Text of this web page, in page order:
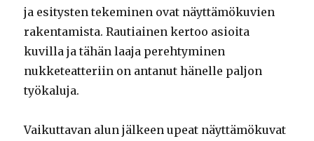
ja esitysten tekeminen ovat näyttämökuvien
rakentamista. Rautiainen kertoo asioita
kuvilla ja tähän laaja perehtyminen
nukketeatteriin on antanut hänelle paljon
työkaluja.
Vaikuttavan alun jälkeen upeat näyttämökuvat